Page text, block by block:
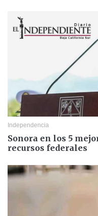
Independencia
Sonora en los 5
recursos federales